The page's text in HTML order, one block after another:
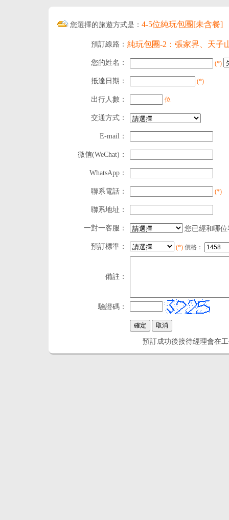
您選擇的旅遊方式是： 4-5位純玩包團[未含餐]
預訂線路： 純玩包團-2：張家界、天子
您的姓名： (*)
抵達日期： (*)
出行人數： 位
交通方式：
E-mail：
微信(WeChat)：
WhatsApp：
聯系電話： (*)
聯系地址：
一對一客服： 您已經和哪
預訂標準： (*) 價格：
備註：
驗證碼：
預訂成功後接待經理會在